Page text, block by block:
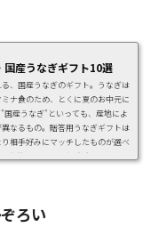
産うなぎギフト10選
、国産うなぎのギフト。うなぎは
ナ食のため、とくに夏のお中元に
産うなぎ"といっても、産地によ
なるもの。贈答用うなぎギフトは
相手好みにマッチしたものが選べ
た絶品・国産うなぎギフト10選。
ろい